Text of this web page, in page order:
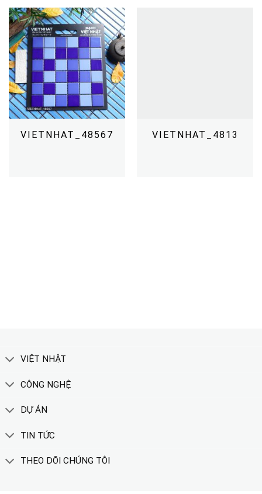
VIETNHAT_48567 VIETNHAT_4813
VIỆT NHẬT
CÔNG NGHỆ
DỰ ÁN
TIN TỨC
THEO DÕI CHÚNG TÔI